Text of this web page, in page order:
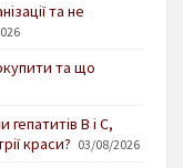
та не
та що
В і С,
краси? 03/08/2026